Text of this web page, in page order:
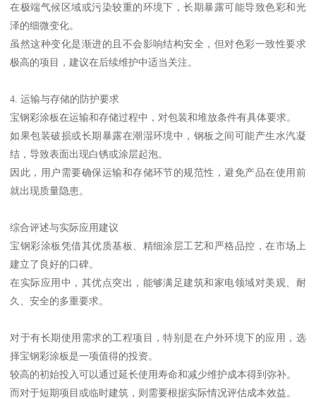
在极端气候区域或污染较重的环境下，长期暴露可能导致色彩和光
泽的细微变化。
虽然这种变化是渐进的且不会影响结构安全，但对色彩一致性要求
极高的项目，建议在后续维护中适当关注。
4. 运输与存储的防护要求
宝钢彩涂板在运输和存储过程中，对包装和堆放条件有具体要求。
如果包装破损或长期暴露在潮湿环境中，钢板之间可能产生水汽凝
结，导致表面出现白锈或涂层起泡。
因此，用户需要确保运输和存储环节的规范性，避免产品在使用前
就出现质量隐患。
综合评述与实际应用建议
宝钢彩涂板凭借其优质基板、精细涂层工艺和严格品控，在市场上
建立了良好的口碑。
在实际应用中，其优点突出，能够满足建筑和家电领域对美观、耐
久、安全的多重要求。
对于有长期使用需求的工程项目，特别是在户外环境下的应用，选
择宝钢彩涂板是一项值得的投资。
较高的初始投入可以通过延长使用寿命和减少维护成本得到弥补。
而对于短期项目或临时建筑，则需要根据实际情况评估成本效益。